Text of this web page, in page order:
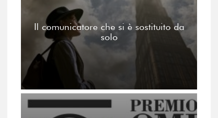
Il comunicatore che si è sostituito da
solo